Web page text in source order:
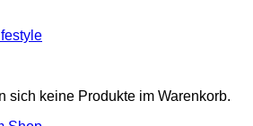
sich keine Produkte im Warenkorb.